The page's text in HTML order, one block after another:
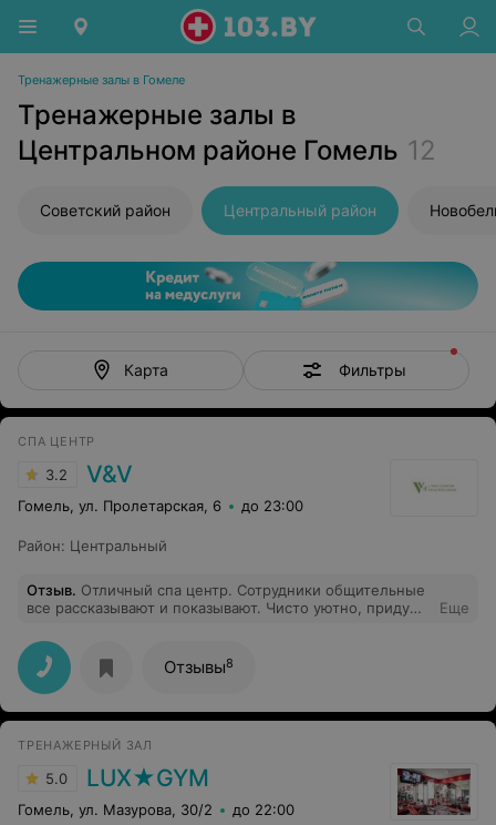
Тренажерные залы в Гомеле
Тренажерные залы в
Центральном районе Гомель 12
Советский район Центральный район
Карта Фильтры
СПА ЦЕНТР
3.2 V&V
Гомель, ул. Пролетарская, 6 до 23:00
Район: Центральный
Отзыв. Отличный спа центр. Сотрудники общительные
все рассказывают и показывают. Чисто уютно, приду
Еще
Отзывы8
ТРЕНАЖЕРНЫЙ ЗАЛ
5.0 LUX★GYM
Гомель, ул. Мазурова, 30/2 до 22:00